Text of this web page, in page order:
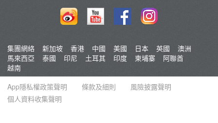
集團網絡 新加坡 香港 中國 美國 日本 英國
澳洲
馬來西亞
泰國 印尼 土耳其 印度 柬埔寨
阿聯酋
越南
App隱私權政策聲明
條款及細則
風險披露聲明
個人資料收集聲明